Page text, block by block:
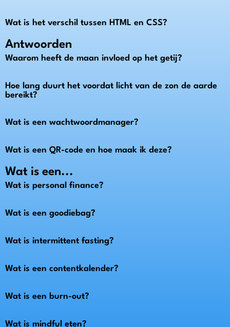
Wat is het verschil tussen HTML en CSS?
Antwoorden
Waarom heeft de maan invloed op het getij?
Hoe lang duurt het voordat licht van de zon de aarde
bereikt?
Wat is een wachtwoordmanager?
Wat is een QR-code en hoe maak ik deze?
Wat is een...
Wat is personal finance?
Wat is een goodiebag?
Wat is intermittent fasting?
Wat is een contentkalender?
Wat is een burn-out?
Wat is mindful eten?